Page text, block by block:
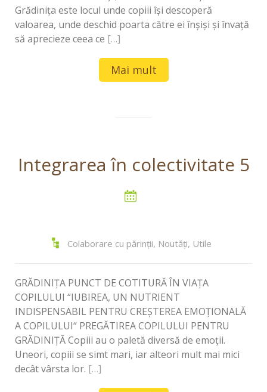
Grădiniţa este locul unde copiii își descoperă
valoarea, unde deschid poarta către ei înșiși și învață
să aprecieze ceea ce […]
Mai mult
Integrarea în colectivitate 5
Colaborare cu părinții, Noutăți, Utile
GRĂDINIȚA PUNCT DE COTITURĂ ÎN VIAȚA
COPILULUI “IUBIREA, UN NUTRIENT
INDISPENSABIL PENTRU CREŞTEREA EMOŢIONALĂ
A COPILULUI“ PREGĂTIREA COPILULUI PENTRU
GRĂDINIȚĂ Copiii au o paletă diversă de emoții.
Uneori, copiii se simt mari, iar alteori mult mai mici
decât vârsta lor. […]